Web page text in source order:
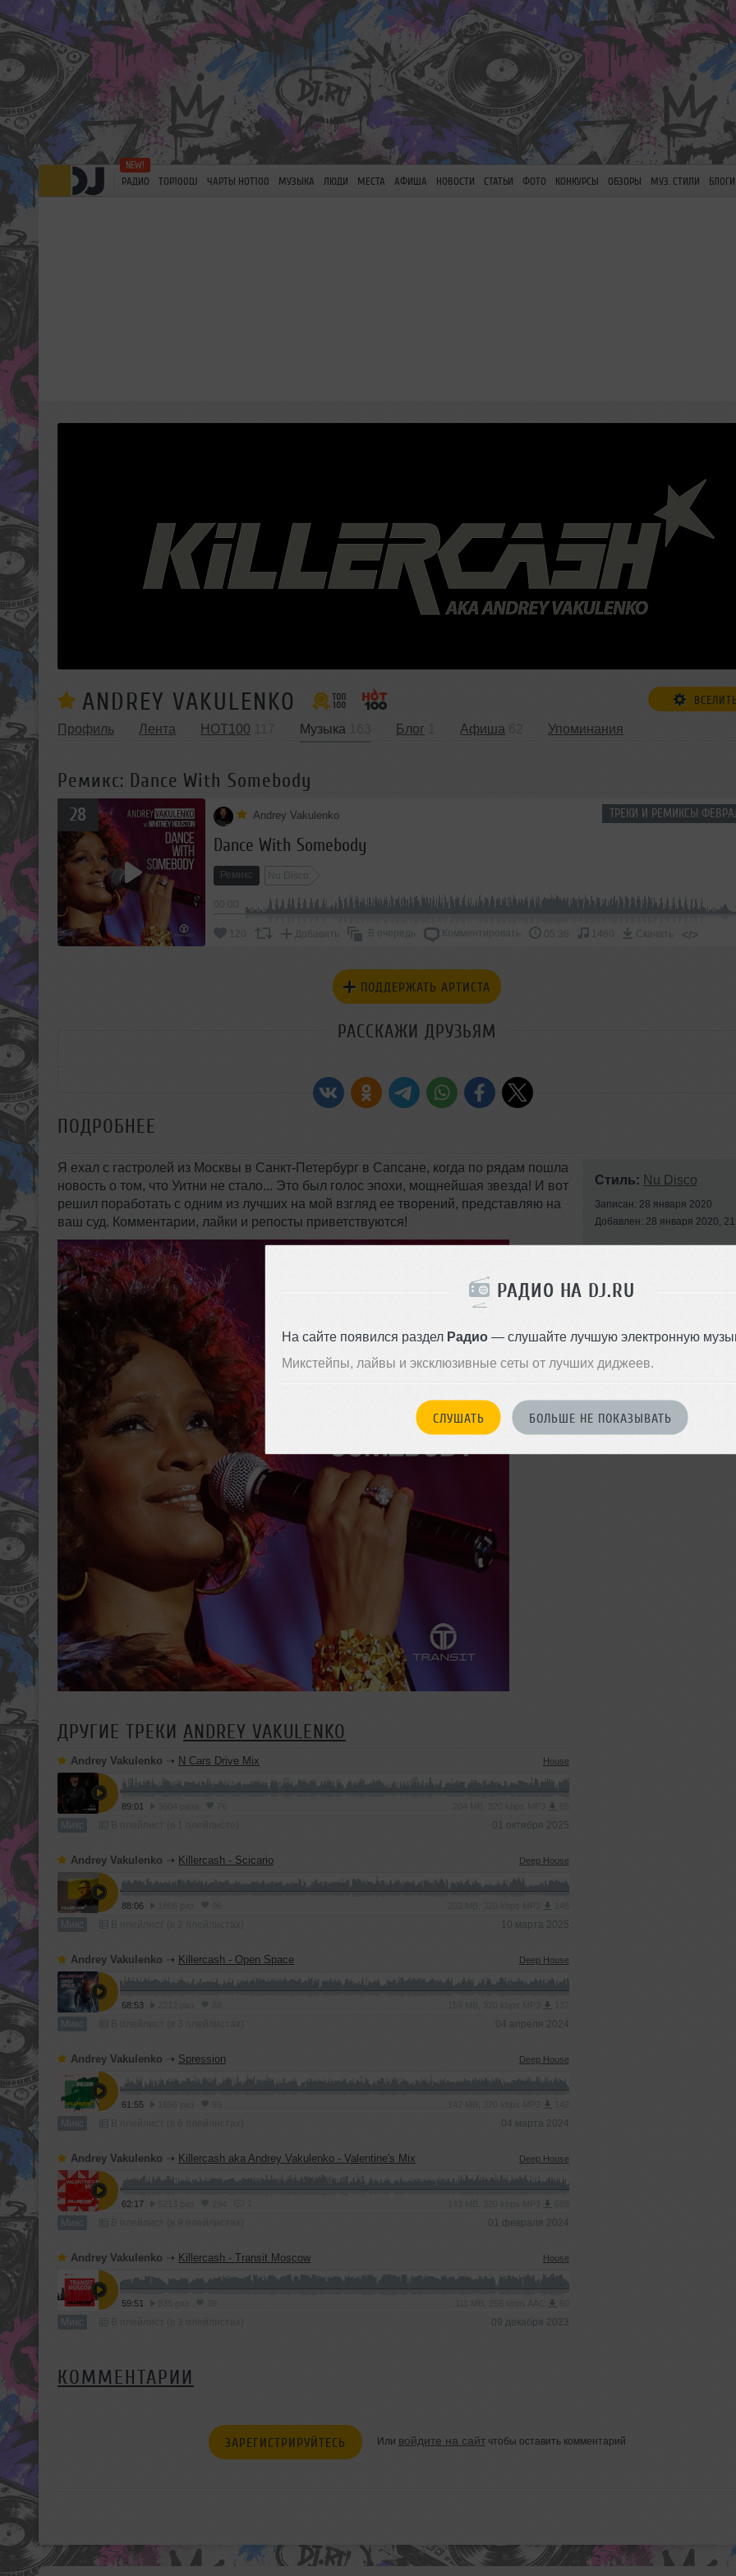
РАДИО НА DJ.RU
На сайте появился раздел Радио— слушайте лучшую электронную
Микстейпы, лайвы и эксклюзивные сеты от лучших диджеев.
СЛУШАТЬ БОЛЬШЕ НЕ ПОКАЗЫВАТЬ
РАДИО TOP100DJ ЧАРТЫ HOT100 МУЗЫКА ЛЮДИ МЕСТА АФИША НОВОСТИ СТАТЬИ ФОТО КОНКУРСЫ ОБЗОРЫ МУЗ. СТИЛИ БЛОГИ
ANDREY VAKULENKO
Профиль Лента HOT100 Музыка Блог Афиша Упоминания
Ремикс: Dance With Somebody
ТРЕКИ И РЕМИКСЫ
28 Andrey Vakulenko
Dance With Somebody
Ремикс Nu Disco
120 Добавить В очередь Комментировать 05:36 1460 Скачать </>
ПОДДЕРЖАТЬ АРТИСТА
РАССКАЖИ ДРУЗЬЯМ
ПОДРОБНЕЕ
Я ехал с гастролей из Москвы в Санкт-Петербург в Сапсане, когда по рядам пошла
новость о том, что Уитни не стало... Это был голос эпохи, мощнейшая звезда! И вот
решил поработать с одним из лучших на мой взгляд ее творений, представляю на
ваш суд. Комментарии, лайки и репосты приветствуются!
ДРУГИЕ ТРЕКИ ANDREY VAKULENKO
Andrey Vakulenko ➝ N Cars Drive Mix House
89:01
Микс 01 октября 2025
Andrey Vakulenko ➝ Killercash - Scicario Deep House
88:06
Микс 10 марта 2025
Andrey Vakulenko ➝ Killercash - Open Space Deep House
68:53
Микс 04 апреля 2024
Andrey Vakulenko ➝ Spression Deep House
61:55
Микс 04 марта 2024
Andrey Vakulenko ➝ Killercash aka Andrey Vakulenko - Valentine's Mix Deep House
62:17
Микс 01 февраля 2024
Andrey Vakulenko ➝ Killercash - Transit Moscow House
59:51
Микс 09 декабря 2023
Стиль: Nu Disco
Записан: 28 января 2020
Добавлен: 28 января 2020,
КОММЕНТАРИИ
ЗАРЕГИСТРИРУЙТЕСЬ Или войдите на сайтчтобы оставить комментарий